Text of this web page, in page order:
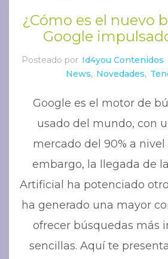
¿Cómo es el nuevo
Google
Posteado por Id4you Contenidos
News, Novedades,
Google es el motor de
usado del mundo, con
mercado del 90% a
embargo, la llegada de
Artificial ha potenciado
ha generado una mayor
ofrecer búsquedas más
sencillas. Aquí te